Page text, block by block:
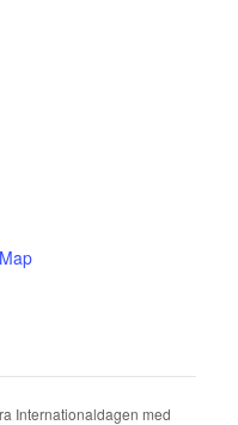
Internationaldagen med